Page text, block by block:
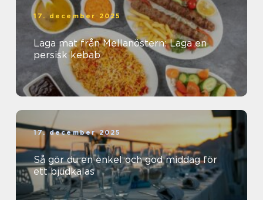
17. december 2025
Laga mat från Mellanöstern: Laga en
persisk kebab
17. december 2025
Så gör du en enkel och god middag för
ett bjudkalas